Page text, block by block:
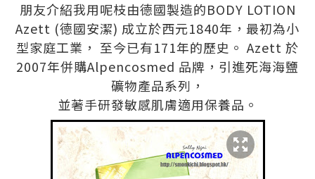
朋友介紹我用呢枝由德國製造的BODY LOTION
Azett (德國安潔) 成立於西元1840年，最初為小
型家庭工業， 至今已有171年的歷史。 Azett 於
2007年併購Alpencosmed 品牌，引進死海海鹽
礦物產品系列，
並著手研發敏感肌膚適用保養品。